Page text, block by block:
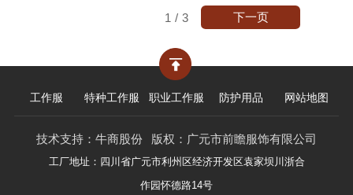
1 / 3 下一页
工作服 特种工作服 职业工作服 防护用品 网站地图
技术支持： 牛商股份 版权：广元市前瞻服饰有限公司
工厂地址：四川省广元市利州区经济开发区袁家坝川浙合
作园怀德路14号